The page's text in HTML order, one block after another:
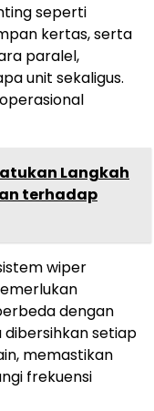
seperti
kertas, serta
paralel,
unit sekaligus.
Langkah
terhadap
wiper
dengan
setiap
memastikan
frekuensi